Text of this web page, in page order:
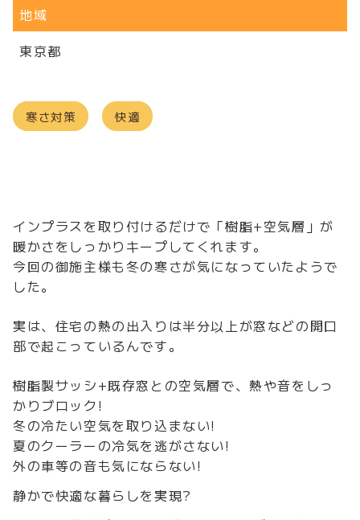
地域
東京都
寒さ対策 快適
インプラスを取り付けるだけで「樹脂+空気層」が
暖かさをしっかりキープしてくれます。
今回の御施主様も冬の寒さが気になっていたようで
した。
実は、住宅の熱の出入りは半分以上が窓などの開口
部で起こっているんです。
樹脂製サッシ+既存窓との空気層で、熱や音をしっ
かりブロック!
冬の冷たい空気を取り込まない!
夏のクーラーの冷気を逃がさない!
外の車等の音も気にならない!
静かで快適な暮らしを実現?